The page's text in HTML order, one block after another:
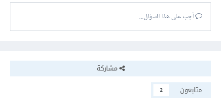
أجب على هذا السؤال...
مشاركة
متابعون
2